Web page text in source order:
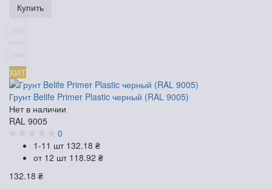
Купить
ХИТ
Грунт Belife Primer Plastic черный (RAL 9005)
Нет в наличии
RAL 9005
0
1-11 шт 132.18 ₴
от 12 шт 118.92 ₴
132.18 ₴